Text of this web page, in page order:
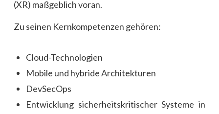
(XR) maßgeblich voran.
Zu seinen Kernkompetenzen gehören:
Cloud-Technologien
Mobile und hybride Architekturen
DevSecOps
Entwicklung sicherheitskritischer Systeme in